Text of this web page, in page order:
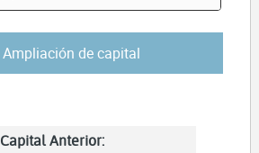
Ampliación de capital
Capital Anterior: